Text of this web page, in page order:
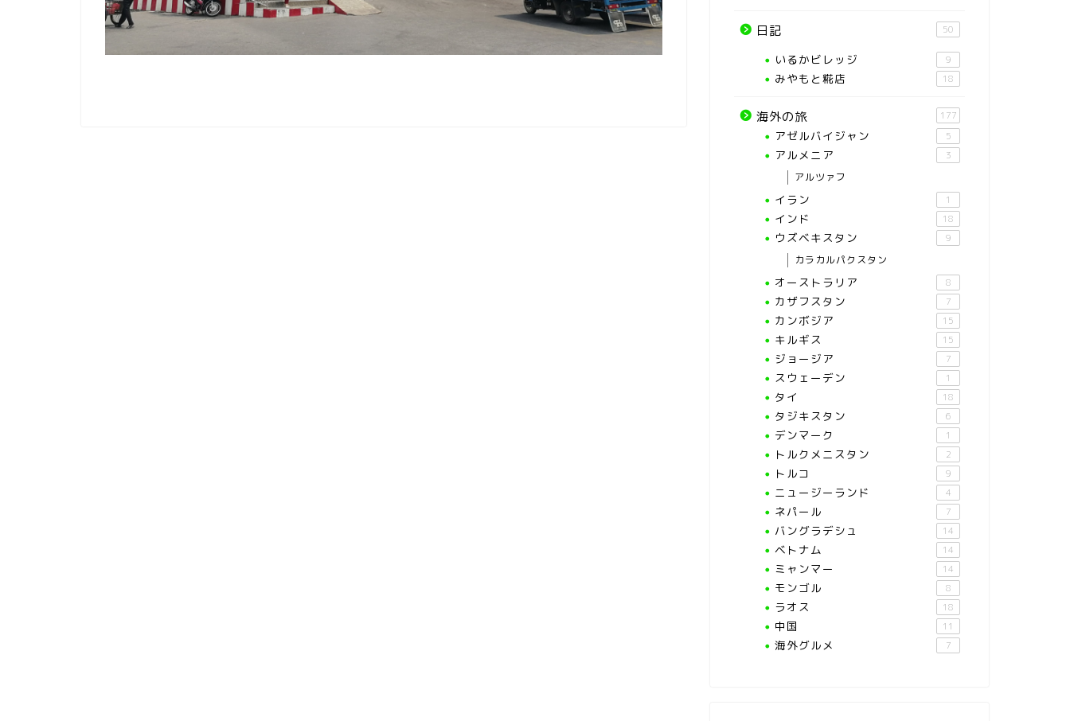
日記 50
いるかビレッジ 9
みやもと糀店 18
海外の旅 177
アゼルバイジャン 5
アルメニア 3
アルツァフ
イラン 1
インド 18
ウズベキスタン 9
カラカルパクスタン
オーストラリア 8
カザフスタン 7
カンボジア 15
キルギス 15
ジョージア 7
スウェーデン 1
タイ 18
タジキスタン 6
デンマーク 1
トルクメニスタン 2
トルコ 9
ニュージーランド 4
ネパール 7
バングラデシュ 14
ベトナム 14
ミャンマー 14
モンゴル 8
ラオス 18
中国 11
海外グルメ 7